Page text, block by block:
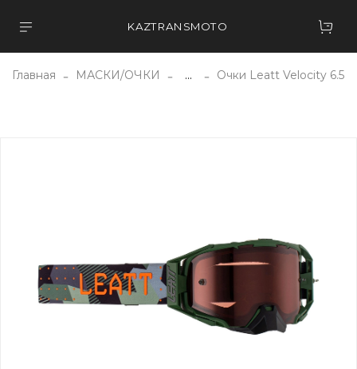
KAZTRANSMOTO
Главная МАСКИ/ОЧКИ ... Очки Leatt Velocity 6.5